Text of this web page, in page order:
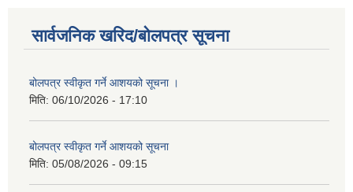
सार्वजनिक खरिद/बोलपत्र सूचना
बोलपत्र स्वीकृत गर्ने आशयको सूचना ।
मिति: 06/10/2026 - 17:10
बोलपत्र स्वीकृत गर्ने आशयको सूचना
मिति: 05/08/2026 - 09:15